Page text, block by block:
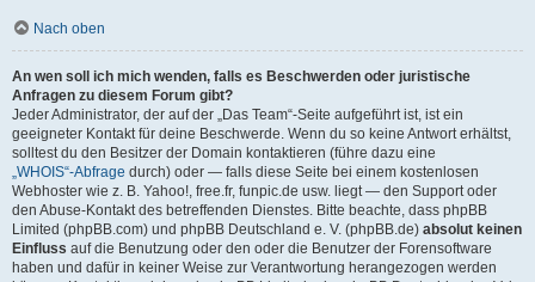
Nach oben
An wen soll ich mich wenden, falls es Beschwerden oder juristische
Anfragen zu diesem Forum gibt?
Jeder Administrator, der auf der „Das Team“-Seite aufgeführt ist, ist ein
geeigneter Kontakt für deine Beschwerde. Wenn du so keine Antwort erhältst,
solltest du den Besitzer der Domain kontaktieren (führe dazu eine
„WHOIS“-Abfrage durch) oder — falls diese Seite bei einem kostenlosen
Webhoster wie z. B. Yahoo!, free.fr, funpic.de usw. liegt — den Support oder
den Abuse-Kontakt des betreffenden Dienstes. Bitte beachte, dass phpBB
Limited (phpBB.com) und phpBB Deutschland e. V. (phpBB.de) absolut keinen
Einfluss auf die Benutzung oder den oder die Benutzer der Forensoftware
haben und dafür in keiner Weise zur Verantwortung herangezogen werden